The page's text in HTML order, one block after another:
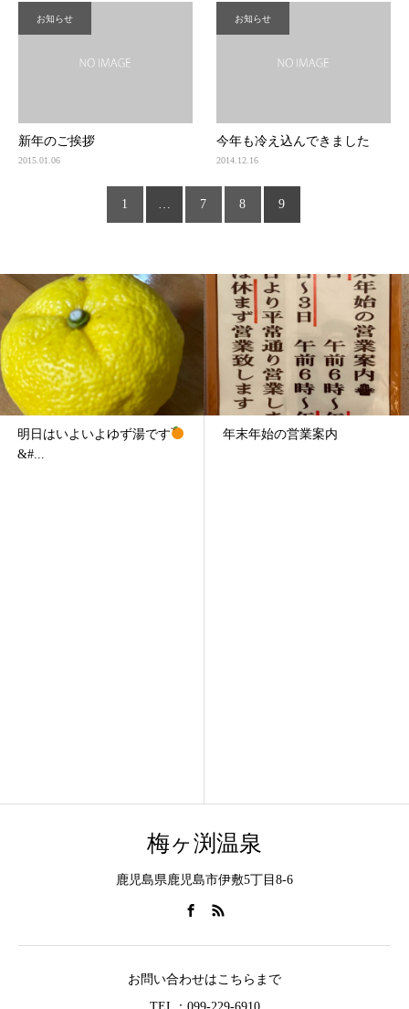
お知らせ
新年のご挨拶
2015.01.06
お知らせ
今年も冷え込んできました
2014.12.16
1 7 8 9
明日はいよいよゆず湯です
&#...
年末年始の営業案内
梅ヶ渕温泉
鹿児島県鹿児島市伊敷5丁目8-6
お問い合わせはこちらまで